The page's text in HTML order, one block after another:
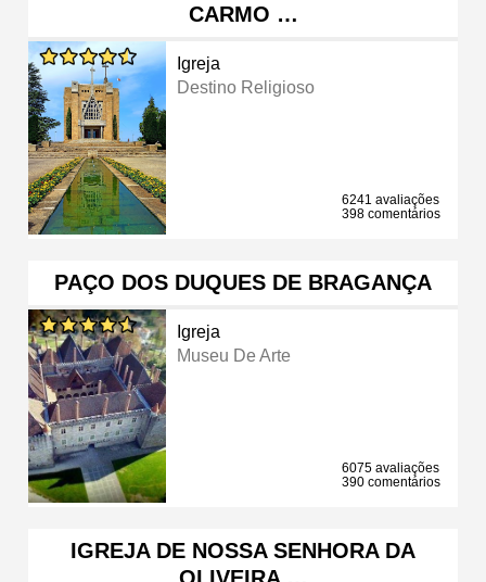
CARMO …
Igreja
Destino Religioso
6241 avaliações
398 comentários
PAÇO DOS DUQUES DE BRAGANÇA
Igreja
Museu De Arte
6075 avaliações
390 comentários
IGREJA DE NOSSA SENHORA DA
OLIVEIRA …